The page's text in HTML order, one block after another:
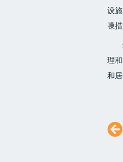
设
噪
理
和